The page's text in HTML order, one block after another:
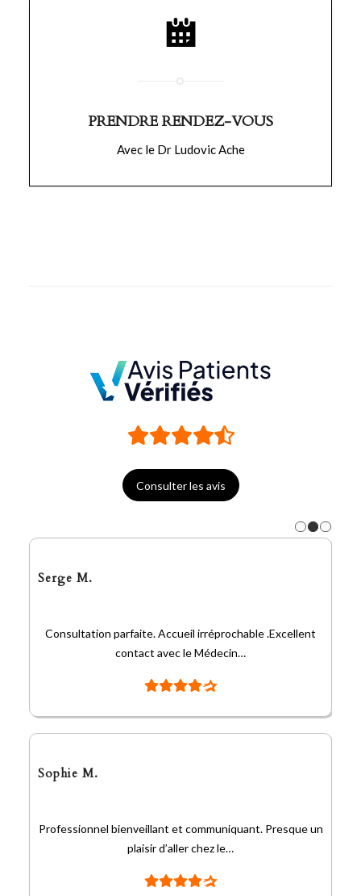
PRENDRE RENDEZ-VOUS
Avec le Dr Ludovic Ache
Consulter les avis
Serge M.
Consultation parfaite. Accueil irréprochable .Excellent
contact avec le Médecin…
Sophie M.
Professionnel bienveillant et communiquant. Presque un
plaisir d’aller chez le…